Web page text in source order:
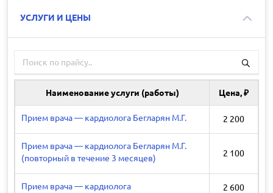
УСЛУГИ И ЦЕНЫ
Наименование услуги (работы) Цена, ₽
Прием врача — кардиолога Бегларян М.Г. 2 200
Прием врача — кардиолога Бегларян М.Г.
(повторный в течение 3 месяцев)
2 100
Прием врача — кардиолога 2 600